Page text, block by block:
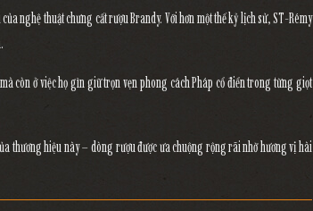
nghệ thuật chưng cất rượu Brandy. Với hơnmột thế kỷ lịch sử, ST-Rémy
còn ở việc họ gìn giữ trọn vẹnphong cách Pháp cổ điểntrong từng giọt
thương hiệu này – dòng rượu được ưa chuộng rộng rãi nhờ hương vị hài